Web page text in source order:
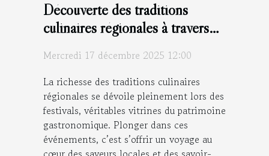
Découverte des traditions
culinaires régionales à travers
Mercredi 17 décembre 2025 12:00
La richesse des traditions culinaires
régionales se dévoile pleinement lors des
festivals, véritables vitrines du patrimoine
gastronomique. Plonger dans ces
événements, c’est s’offrir un voyage au